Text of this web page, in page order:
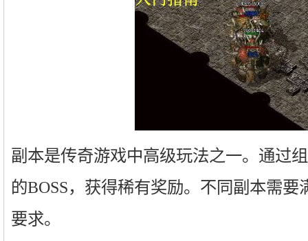
副本是传奇游戏中高级玩法之一。通过
的BOSS，获得稀有奖励。不同副本需
要求。